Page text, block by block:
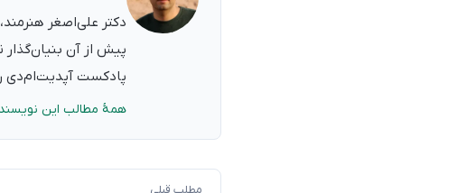
پیش از آن
پادکست آپدیت‌ام‌دی
همهٔ مطالب این